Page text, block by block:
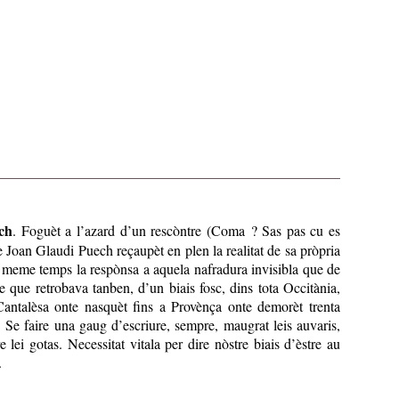
. Foguèt a l’azard d’un rescòntre (Coma ? Sas pas cu es
Glaudi Puech reçaupèt en plen la realitat de sa prὸpria
temps la respὸnsa a aquela nafradura invisibla que de
que retrobava tanben, d’un biais fosc, dins tota Occitània,
onte nasquèt fins a Provènça onte demorèt trenta
faire una gaug d’escriure, sempre, maugrat leis auvaris,
lei gotas. Necessitat vitala per dire nὸstre biais d’èstre au